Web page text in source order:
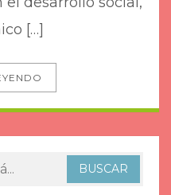
[…]